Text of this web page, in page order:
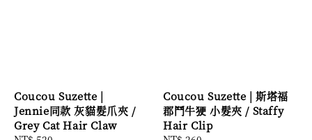
Coucou Suzette |
Jennie同款 灰貓髮爪夾 /
Grey Cat Hair Claw
Coucou Suzette | 斯塔福
郡鬥牛㹴 小髮夾 / Staffy
Hair Clip